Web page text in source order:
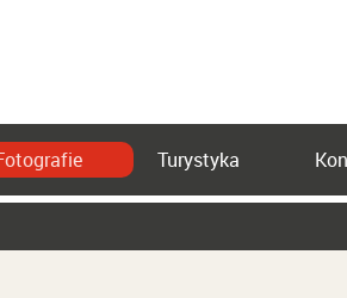
Turystyka